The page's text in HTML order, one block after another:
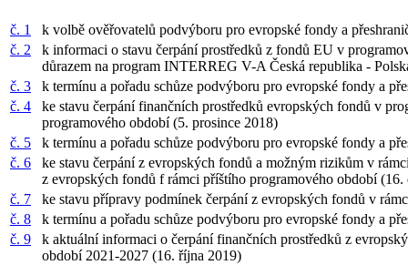
č. 1
k volbě ověřovatelů podvýboru pro evropské fondy a
č. 2
k informaci o stavu čerpání prostředků z fondů EU v
důrazem na program INTERREG V-A Česká republika -
č. 3
k termínu a pořadu schůze podvýboru pro evropské fondy a
č. 4
ke stavu čerpání finančních prostředků evropských fondů v
programového období (5. prosince 2018)
č. 5
k termínu a pořadu schůze podvýboru pro evropské fondy a
č. 6
ke stavu čerpání z evropských fondů a možným rizikům v
z evropských fondů f rámci příštího programového období
č. 7
ke stavu přípravy podmínek čerpání z evropských fondů v
č. 8
k termínu a pořadu schůze podvýboru pro evropské fondy a
č. 9
k aktuální informaci o čerpání finančních prostředků z
období 2021-2027 (16. října 2019)